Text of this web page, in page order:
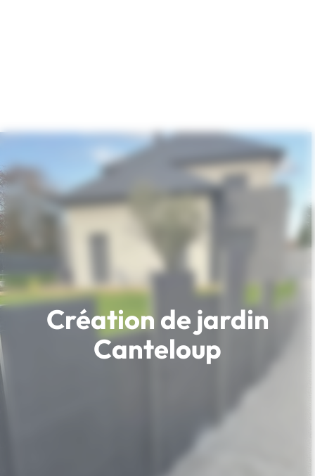
Création de jardin
Canteloup